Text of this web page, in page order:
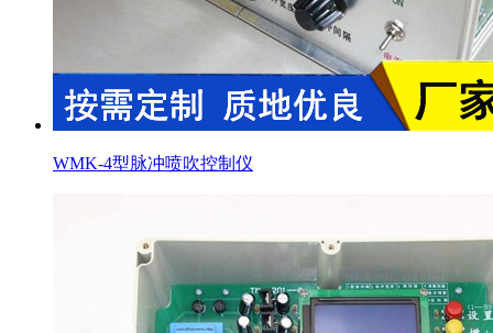
WMK-4型脉冲喷吹控制仪